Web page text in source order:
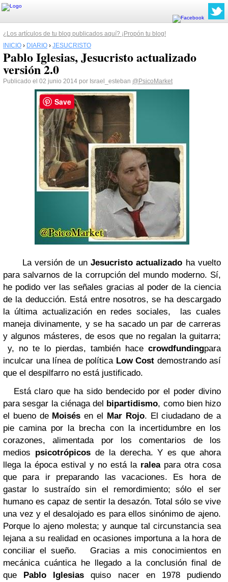
¿Los artículos de tu blog publicados aquí? ¡Propón tu blog!
INICIO › DIARIO › JESUCRISTO
Pablo Iglesias, Jesucristo actualizado
versión 2.0
Publicado el 02 junio 2014 por Israel_esteban @PsicoMarket
La versión de unJesucristo actualizado ha vuelto
para salvarnos de la corrupción del mundo moderno. Sí,
he podido ver las señales gracias al poder de la ciencia
de la deducción. Está entre nosotros, se ha descargado
la última actualización en redes sociales, las cuales
maneja divinamente, y se ha sacado un par de carreras
y algunos másteres, de esos que no regalan la guitarra;
y, no te lo pierdas, también hace crowdfundingpara
inculcar una línea de política Low Cost demostrando así
que el despilfarro no está justificado.
Está claro que ha sido bendecido por el poder divino
para sesgar la ciénaga del bipartidismo, como bien hizo
el bueno de Moisés en el Mar Rojo. El ciudadano de a
pie camina por la brecha con la incertidumbre en los
corazones, alimentada por los comentarios de los
medios psicotrópicosde la derecha. Y es que ahora
llega la época estival y no está la raleapara otra cosa
que para ir preparando las vacaciones. Es hora de
gastar lo sustraído sin el remordimiento; sólo el ser
humano es capaz de sentir la desazón. Total sólo se vive
una vez y el desalojado es para ellos sinónimo de ajeno.
Porque lo ajeno molesta; y aunque tal circunstancia sea
lejana a su realidad en ocasiones importuna a la hora de
conciliar el sueño. Gracias a mis conocimientos en
mecánica cuántica he llegado a la conclusión final de
que Pablo Iglesias quiso nacer en 1978 pudiendo
Save